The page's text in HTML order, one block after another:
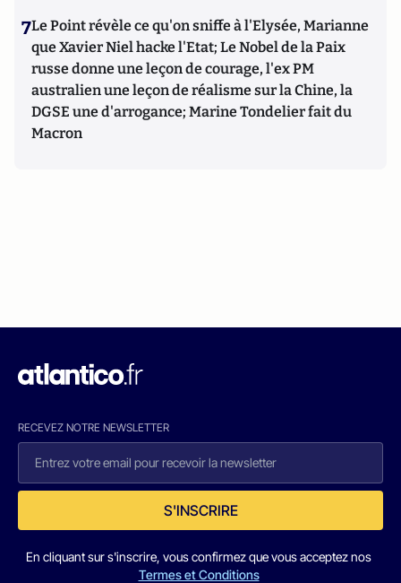
7Le Point révèle ce qu'on sniffe à l'Elysée, Marianne
que Xavier Niel hacke l'Etat; Le Nobel de la Paix
russe donne une leçon de courage, l'ex PM
australien une leçon de réalisme sur la Chine, la
DGSE une d'arrogance; Marine Tondelier fait du
Macron
RECEVEZ NOTRE NEWSLETTER
S'INSCRIRE
En cliquant sur s'inscrire, vous confirmez que vous acceptez nos
Termes et Conditions